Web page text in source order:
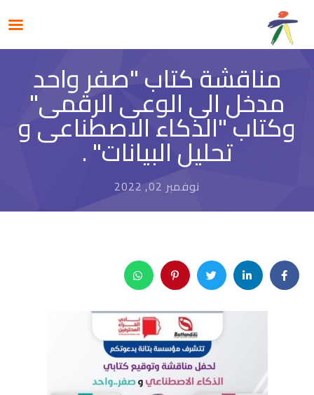
مناقشة كتاب "صفر واحد
مدخل الى الوعى الرقمى"
وكتاب "الذكاء الاصطناعى و
تحليل البيانات" .
نوفمبر 02, 2022